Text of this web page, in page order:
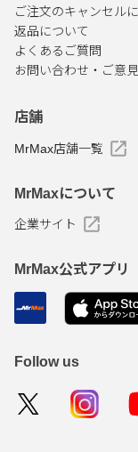
ご注文のキャンセル
返品について
よくあるご質問
お問い合わせ・ご意見
店舗
MrMax店舗一覧
MrMaxについて
企業サイト
MrMax公式アプリ
Follow us